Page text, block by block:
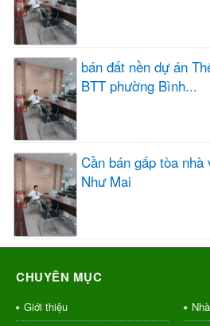
bán đất nền dự án
BTT phường Bình...
Cần bán gấp tòa
Như Mai
CHUYÊN MỤC
Giới thiệu